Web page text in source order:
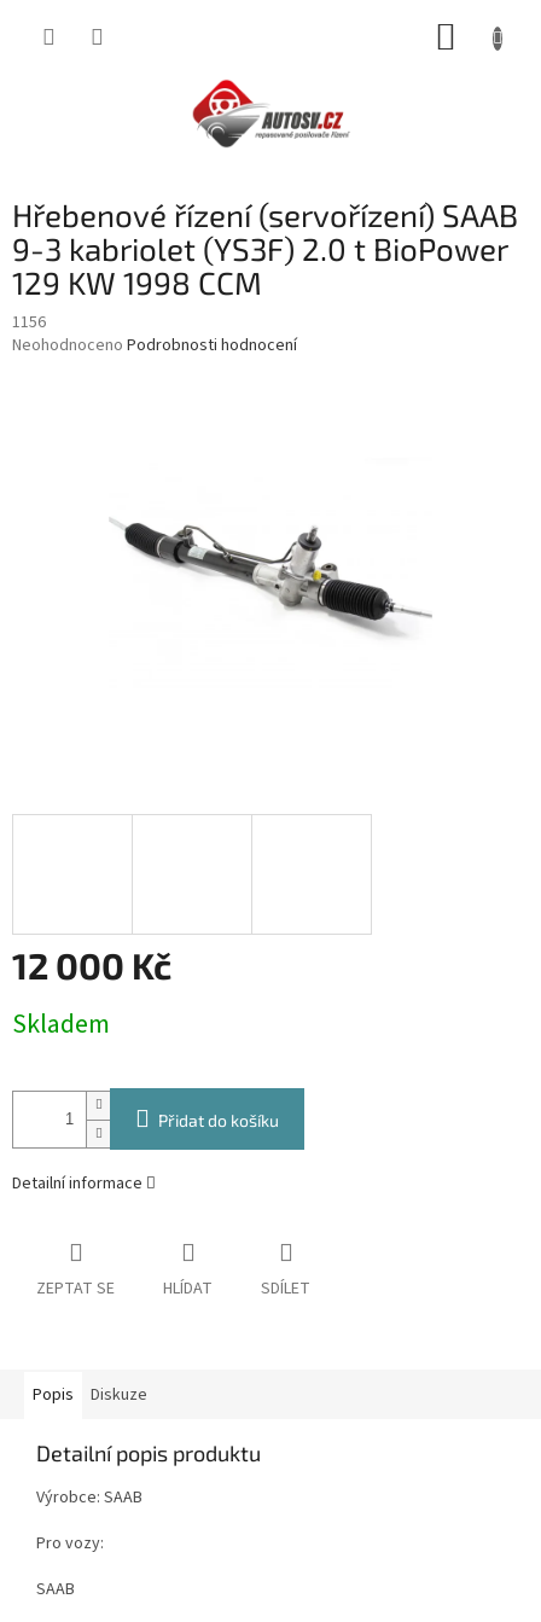
Hřebenové řízení (servořízení) SAAB
9-3 kabriolet (YS3F) 2.0 t BioPower
129 KW 1998 CCM
1156
Průměrné
Neohodnoceno Podrobnosti hodnocení
12 000 Kč
cena:
Skladem
Přidat do košíku
Detailní informace
ZEPTAT SE HLÍDAT SDÍLET
Popis Diskuze
Detailní popis produktu
Výrobce: SAAB
Pro vozy:
SAAB